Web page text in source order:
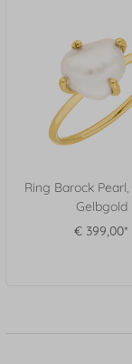
Ring Barock Pearl,
Gelbgold
€ 399,00*